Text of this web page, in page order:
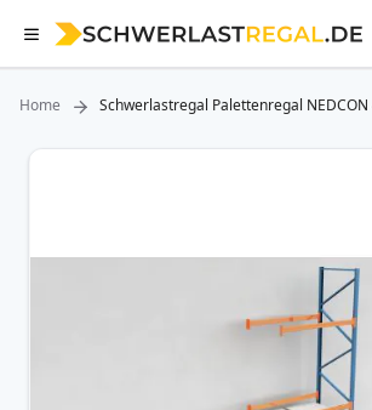
Home
Schwerlastregal Palettenregal
Zum